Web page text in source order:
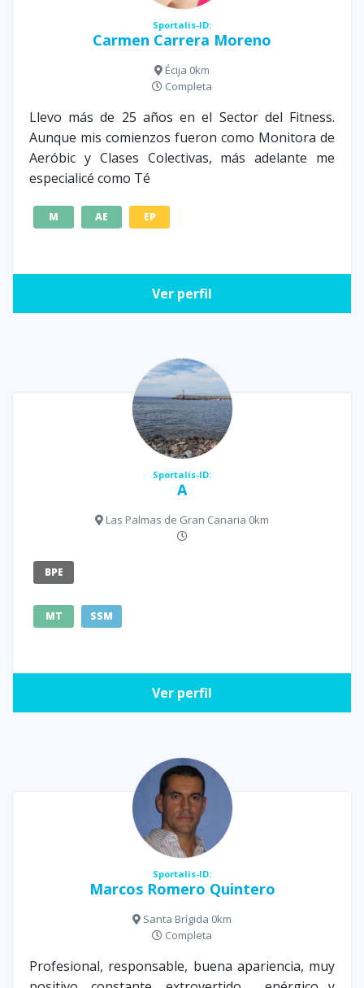
Sportalis-ID:
Carmen Carrera Moreno
Écija 0km
Completa
Llevo más de 25 años en el Sector del Fitness.
Aunque mis comienzos fueron como Monitora de
Aeróbic y Clases Colectivas, más adelante me
especialicé como Té
M AE EP
Ver perfil
Sportalis-ID:
A
Las Palmas de Gran Canaria 0km
BPE
MT SSM
Ver perfil
Sportalis-ID:
Marcos Romero Quintero
Santa Brígida 0km
Completa
Profesional, responsable, buena apariencia, muy